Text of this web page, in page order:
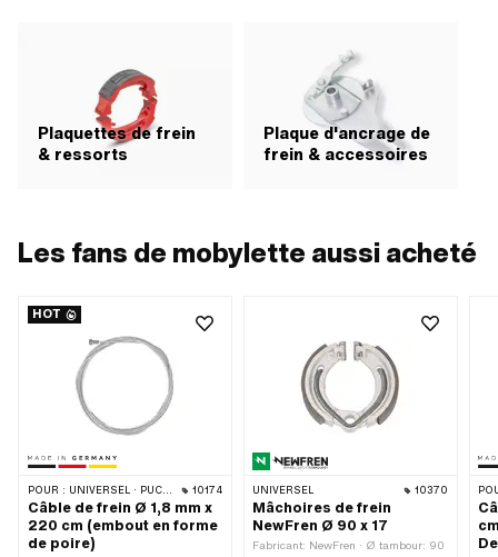
Plaquettes de frein
& ressorts
Plaque d'ancrage de
frein & accessoires
Les fans de mobylette aussi acheté
HOT
POUR : UNIVERSEL · PUCH · SACHS · PONY / CILO (BÊTA 521 & 512) · PIAGGIO · ZÜNDAPP BELMONDO · TOMOS 10174
Câble de frein Ø 1,8 mm x
220 cm (embout en forme
de poire)
UNIVERSEL 10370
Mâchoires de frein
NewFren Ø 90 x 17
Fabricant: NewFren · Ø tambour: 90